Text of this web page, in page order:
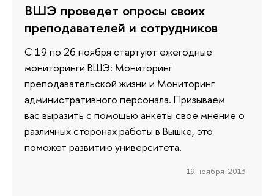
ВШЭ проведет опросы своих
преподавателей и сотрудников
С 19 по 26 ноября стартуют ежегодные
мониторинги ВШЭ: Мониторинг
преподавательской жизни и Мониторинг
административного персонала. Призываем
вас выразить с помощью анкеты свое мнение о
различных сторонах работы в Вышке, это
поможет развитию университета.
19 ноября 2013